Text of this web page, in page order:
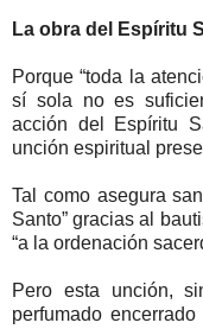
La obra del Espíritu
Porque “toda la
sí sola no es
acción del Espíritu
unción espiritual
Tal como asegura
Santo” gracias al
“a la ordenación
Pero esta unción,
perfumado